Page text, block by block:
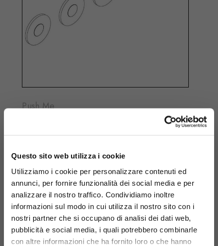
Questo sito web utilizza i cookie
Utilizziamo i cookie per personalizzare contenuti ed
annunci, per fornire funzionalità dei social media e per
analizzare il nostro traffico. Condividiamo inoltre
informazioni sul modo in cui utilizza il nostro sito con i
nostri partner che si occupano di analisi dei dati web,
pubblicità e social media, i quali potrebbero combinarle
con altre informazioni che ha fornito loro o che hanno
Push Me
SL002 A
CHIUDI